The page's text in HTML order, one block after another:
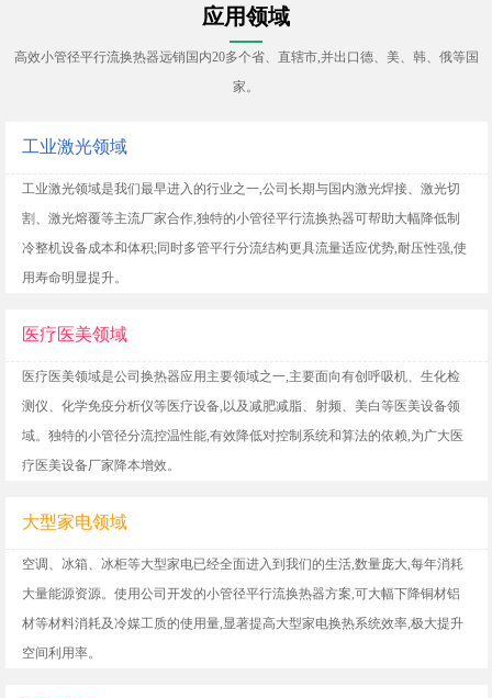
应用领域
高效小管径平行流换热器远销国内20多个省、直辖市,并出口德、美、韩、俄等国
家。
工业激光领域
工业激光领域是我们最早进入的行业之一,公司长期与国内激光焊接、激光切
割、激光熔覆等主流厂家合作,独特的小管径平行流换热器可帮助大幅降低制
冷整机设备成本和体积;同时多管平行分流结构更具流量适应优势,耐压性强,使
用寿命明显提升。
医疗医美领域
医疗医美领域是公司换热器应用主要领域之一,主要面向有创呼吸机、生化检
测仪、化学免疫分析仪等医疗设备,以及减肥减脂、射频、美白等医美设备领
域。独特的小管径分流控温性能,有效降低对控制系统和算法的依赖,为广大医
疗医美设备厂家降本增效。
大型家电领域
空调、冰箱、冰柜等大型家电已经全面进入到我们的生活,数量庞大,每年消耗
大量能源资源。使用公司开发的小管径平行流换热器方案,可大幅下降铜材铝
材等材料消耗及冷媒工质的使用量,显著提高大型家电换热系统效率,极大提升
空间利用率。